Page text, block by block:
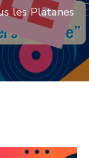
les Platanes